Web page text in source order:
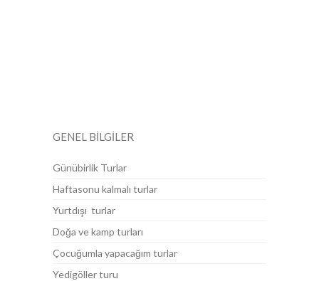
GENEL BİLGİLER
Günübirlik Turlar
Haftasonu kalmalı turlar
Yurtdışı turlar
Doğa ve kamp turları
Çocuğumla yapacağım turlar
Yedigöller turu